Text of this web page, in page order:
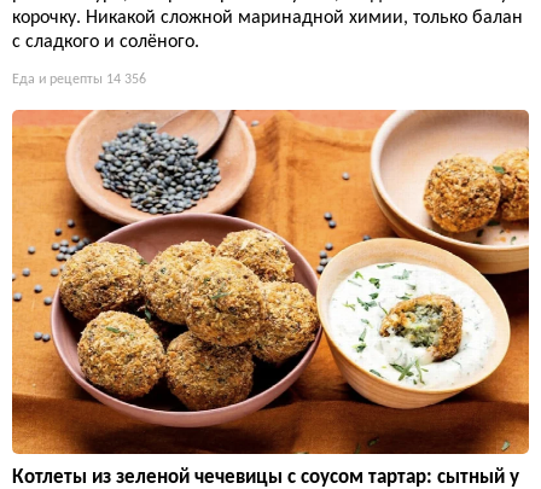
корочку. Никакой сложной маринадной химии, только балан
с сладкого и солёного.
Еда и рецепты 14 356
Котлеты из зеленой чечевицы с соусом тартар: сытный у